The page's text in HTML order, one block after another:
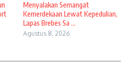
Menyalakan Semangat
Kemerdekaan Lewat Kepedulian,
Lapas Brebes Sa ...
Agustus 8, 2026